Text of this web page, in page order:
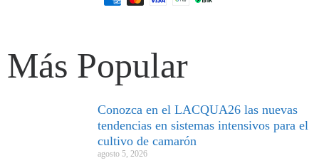
Más Popular
Conozca en el LACQUA26 las nuevas
tendencias en sistemas intensivos para el
cultivo de camarón
agosto 5, 2026